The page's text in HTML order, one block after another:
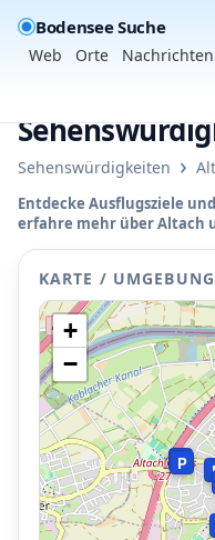
Bodensee Suche
Web Orte Nachrichten
Sehenswürdigkeiten ›
Entdecke Ausflugsziele
erfahre mehr über Altach
KARTE / UMGEBUNG
P
P
+
−